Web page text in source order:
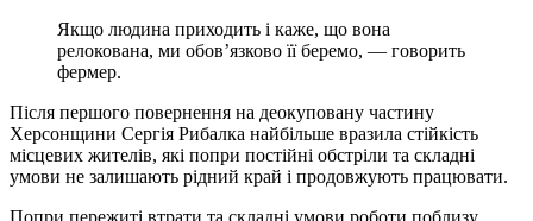
Якщо людина приходить і каже, що вона
релокована, ми обов’язково її беремо, — говорить
фермер.
Після першого повернення на деокуповану частину
Херсонщини Сергія Рибалка найбільше вразила стійкість
місцевих жителів, які попри постійні обстріли та складні
умови не залишають рідний край і продовжують працювати.
Попри пережиті втрати та складні умови роботи поблизу